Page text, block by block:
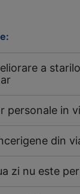
a
personale in
din
zi nu este